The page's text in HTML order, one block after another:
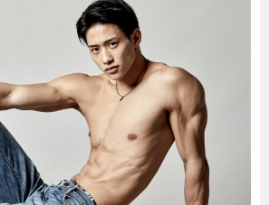
エンタメ
連載一覧